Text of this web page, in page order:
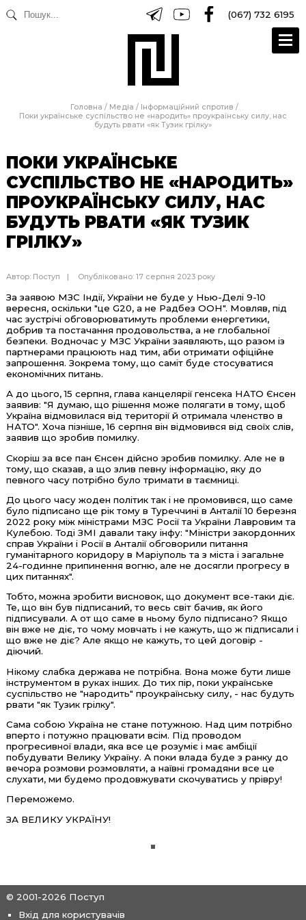
(067) 732 6195
Головна / Медіа / Інформаційний спротив /
Поки українське суспільство не «народить» проукраїнську силу, нас
будуть рвати «як Тузик грілку»
ПОКИ УКРАЇНСЬКЕ
СУСПІЛЬСТВО НЕ «НАРОДИТЬ»
ПРОУКРАЇНСЬКУ СИЛУ, НАС
БУДУТЬ РВАТИ «ЯК ТУЗИК
ГРІЛКУ»
Автор: Поступ Опубліковано: 17 серпня 2023 року
За заявою МЗС Індії, України не буде у Нью-Делі 9-10
вересня, оскільки "це G20, а не Радбез ООН". Мовляв, під
час зустрічі обговорюватимуть проблеми енергетики,
добрив та постачання продовольства, а не глобальної
безпеки. Водночас у МЗС України заявляють, що разом із
партнерами працюють над тим, аби отримати офіційне
запрошення. Зокрема тому, що саміт буде стосуватися
економічних питань.
А до цього, 15 серпня, глава канцелярії генсека НАТО Єнсен
заявив: "Я думаю, що рішення може полягати в тому, щоб
Україна відмовилася від території й отримала членство в
НАТО". Хоча пізніше, 16 серпня він відмовився від своїх слів,
заявив що зробив помилку.
Скоріш за все пан Єнсен дійсно зробив помилку. Але не в
тому, що сказав, а що злив певну інформацію, яку до
певного часу потрібно було тримати в таємниці.
До цього часу жоден політик так і не промовився, що саме
було підписано ще рік тому в Туреччині в Анталії 10 березня
2022 року між міністрами МЗС Росії та України Лавровим та
Кулебою. Тоді ЗМІ давали таку інфу: "Міністри закордонних
справ України і Росії в Анталії обговорили питання
гуманітарного коридору в Маріуполь та з міста і загальне
24-годинне припинення вогню, але не досягли прогресу в
цих питаннях".
Тобто, можна зробити висновок, що документ все-таки діє.
Те, що він був підписаний, то весь світ бачив, як його
підписували. А от що саме в ньому було підписано? Якщо
він вже не діє, то чому мовчать і не кажуть, що ж підписали і
що вже не діє? Але якщо не кажуть, то цей договір -
діючий.
Нікому слабка держава не потрібна. Вона може бути лише
інструментом в руках інших. До тих пір, поки українське
суспільство не "народить" проукраїнську силу, - нас будуть
рвати "як Тузик грілку".
Сама собою Україна не стане потужною. Над цим потрібно
вперто і потужно працювати всім. Під проводом
прогресивної влади, яка все це розуміє і має амбіції
побудувати Велику Україну. А поки влада буде з ранку до
вечора розмови розмовляти, а наївні громадяни все це
слухати, ми будемо продовжувати скочуватись у прівру!
Переможемо.
ЗА ВЕЛИКУ УКРАЇНУ!
© 2001-2026 Поступ
Вхід для користувачів